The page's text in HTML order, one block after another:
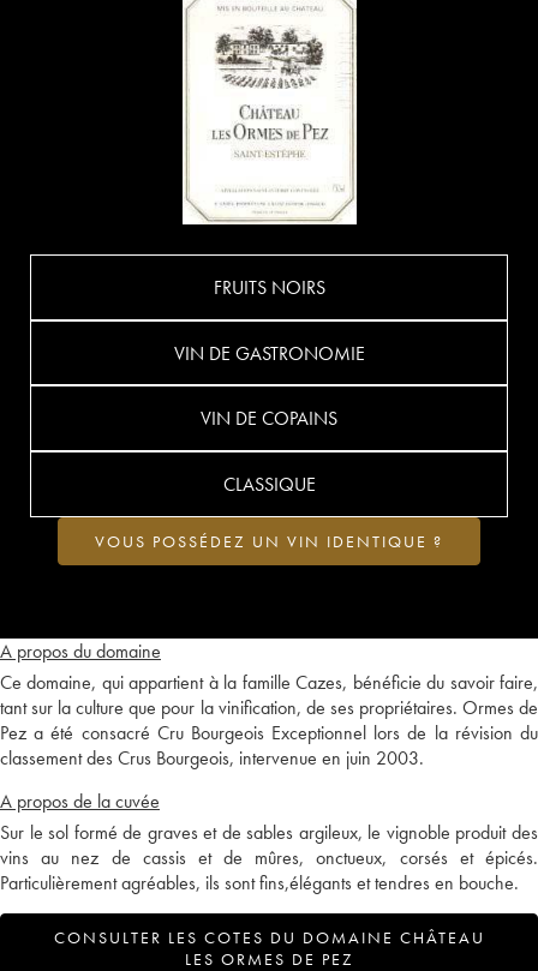
A propos du domaine
Ce domaine, qui appartient à la famille Cazes, bénéficie du savoir faire,
tant sur la culture que pour la vinification, de ses propriétaires. Ormes de
Pez a été consacré Cru Bourgeois Exceptionnel lors de la révision du
classement des Crus Bourgeois, intervenue en juin 2003.
A propos de la cuvée
Sur le sol formé de graves et de sables argileux, le vignoble produit des
vins au nez de cassis et de mûres, onctueux, corsés et épicés.
Particulièrement agréables, ils sont fins,élégants et tendres en bouche.
CONSULTER LES COTES DU DOMAINE CHÂTEAU
LES ORMES DE PEZ
FRUITS NOIRS
VIN DE GASTRONOMIE
VIN DE COPAINS
CLASSIQUE
VOUS POSSÉDEZ UN VIN IDENTIQUE ?